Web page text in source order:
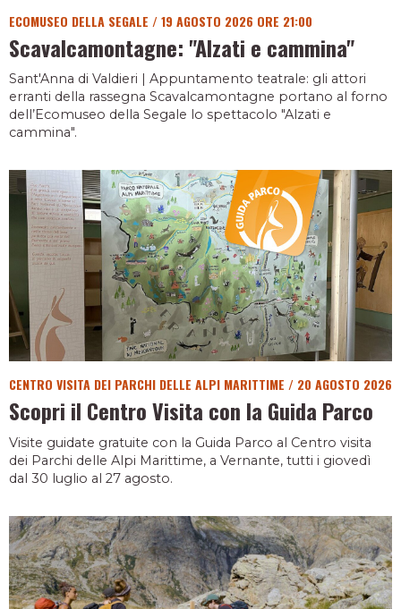
ECOMUSEO DELLA SEGALE /19 AGOSTO 2026 ORE 21:00
Scavalcamontagne: "Alzati e cammina"
Sant'Anna di Valdieri | Appuntamento teatrale: gli attori
erranti della rassegna Scavalcamontagne portano al forno
dell’Ecomuseo della Segale lo spettacolo "Alzati e
cammina".
CENTRO VISITA DEI PARCHI DELLE ALPI MARITTIME / 20 AGOSTO 2026
Scopri il Centro Visita con la Guida Parco
Visite guidate gratuite con la Guida Parco al Centro visita
dei Parchi delle Alpi Marittime, a Vernante, tutti i giovedì
dal 30 luglio al 27 agosto.